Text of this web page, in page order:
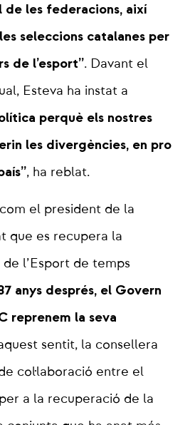
les federacions, així
seleccions catalanes per
de l’esport”. Davant el
Esteva ha instat a
perquè els nostres
les divergències, en pro
, ha reblat.
el president de la
que es recupera la
l’Esport de temps
anys després, el Govern
reprenem la seva
sentit, la consellera
col·laboració entre el
a la recuperació de la